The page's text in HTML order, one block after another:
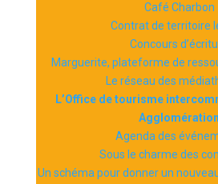
Café Charbon
Contrat de territoire
Concours
Marguerite, plateforme de
Le réseau des
L’Office de tourisme
Agglomération
Agenda des
Sous le charme des
Un schéma pour donner un